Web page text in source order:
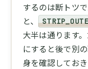
するのは断トツ
と、
大半は通ります
にすると後で別
身を確認しておき